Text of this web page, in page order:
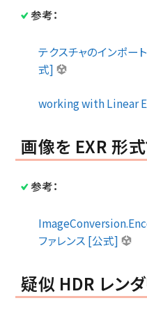
参考：
テクスチャのインポー
式]
working with Linear
画像を EXR 形
参考：
ファレンス [公式]
疑似 HDR レン